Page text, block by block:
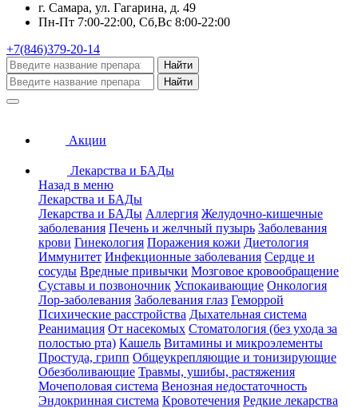
г. Самара, ул. Гагарина, д. 49
Пн-Пт 7:00-22:00, Сб,Вс 8:00-22:00
+7(846)379-20-14
Найти
Найти
Акции
Лекарства и БАДы
Назад в меню
Лекарства и БАДы
Лекарства и БАДы Аллергия Желудочно-кишечные
заболевания Печень и желчный пузырь Заболевания
крови Гинекология Поражения кожи Диетология
Иммунитет Инфекционные заболевания Сердце и
сосуды Вредные привычки Мозговое кровообращение
Суставы и позвоночник Успокаивающие Онкология
Лор-заболевания Заболевания глаз Геморрой
Психические расстройства Дыхательная система
Реанимация От насекомых Стоматология (без ухода за
полостью рта) Кашель Витамины и микроэлементы
Простуда, грипп Общеукрепляющие и тонизирующие
Обезболивающие Травмы, ушибы, растяжения
Мочеполовая система Венозная недостаточность
Эндокринная система Кровотечения Редкие лекарства